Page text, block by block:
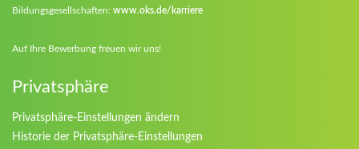
Bildungsgesellschaften: www.oks.de/karriere
Auf Ihre Bewerbung freuen wir uns!
Privatsphäre
Privatsphäre-Einstellungen ändern
Historie der Privatsphäre-Einstellungen